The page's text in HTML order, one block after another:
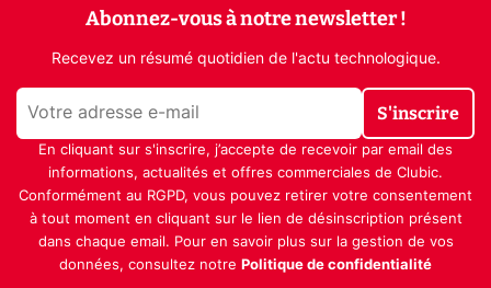
Abonnez-vous à notre newsletter !
Recevez un résumé quotidien de l'actu technologique.
S'inscrire
En cliquant sur s'inscrire, j’accepte de recevoir par email des
informations, actualités et offres commerciales de Clubic.
Conformément au RGPD, vous pouvez retirer votre consentement
à tout moment en cliquant sur le lien de désinscription présent
dans chaque email. Pour en savoir plus sur la gestion de vos
données, consultez notre Politique de confidentialité